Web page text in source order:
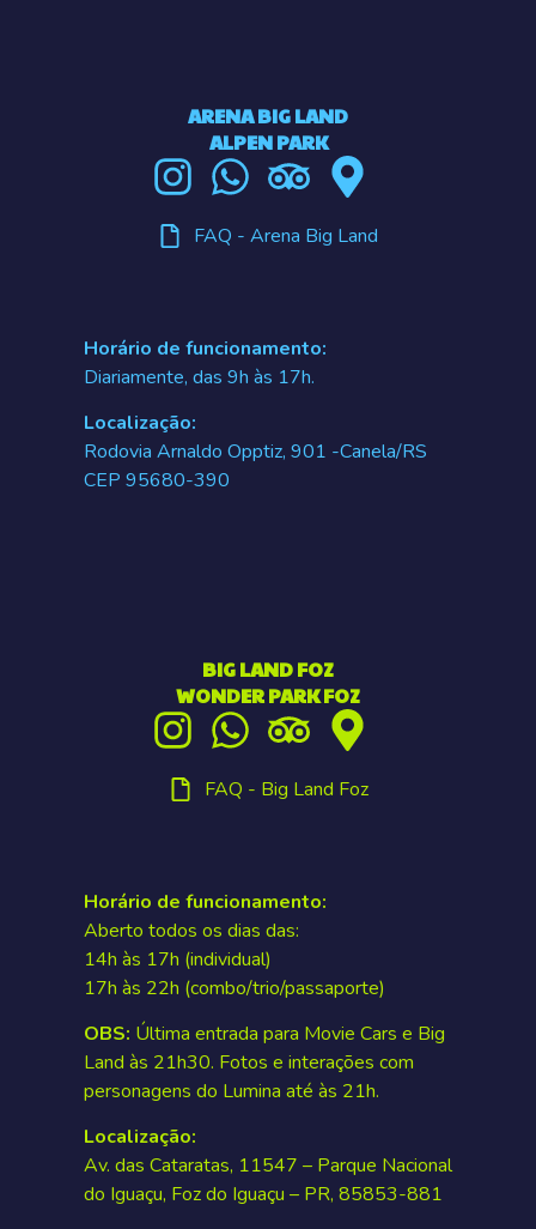
ARENA BIG LAND
ALPEN PARK
FAQ - Arena Big Land
Horário de funcionamento:
Diariamente, das 9h às 17h.
Localização:
Rodovia Arnaldo Opptiz, 901 -Canela/RS
CEP 95680-390
BIG LAND FOZ
WONDER PARK FOZ
FAQ - Big Land Foz
Horário de funcionamento:
Aberto todos os dias das:
14h às 17h (individual)
17h às 22h (combo/trio/passaporte)
OBS: Última entrada para Movie Cars e Big
Land às 21h30. Fotos e interações com
personagens do Lumina até às 21h.
Localização:
Av. das Cataratas, 11547 – Parque Nacional
do Iguaçu, Foz do Iguaçu – PR, 85853-881